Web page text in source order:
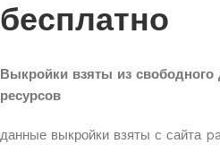
бесплатно
Выкройки взяты из свободного
ресурсов
данные выкройки взяты с сайта